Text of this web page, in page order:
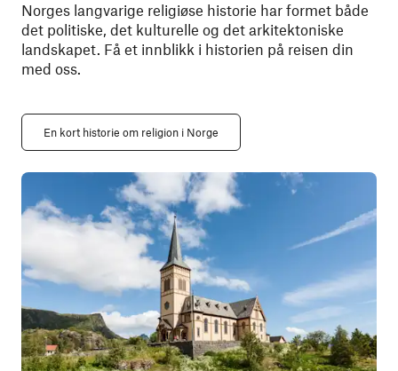
Norges langvarige religiøse historie har formet både
det politiske, det kulturelle og det arkitektoniske
landskapet. Få et innblikk i historien på reisen din
med oss.
En kort historie om religion i Norge